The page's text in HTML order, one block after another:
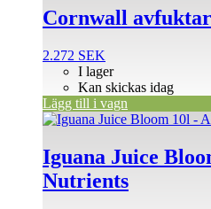
Cornwall
2.272 SEK
I lager
Kan skickas idag
Lägg till i vagn
Iguana Juice
Nutrients